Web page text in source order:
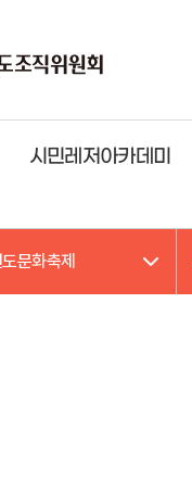
시민레저아카데미
문화축제